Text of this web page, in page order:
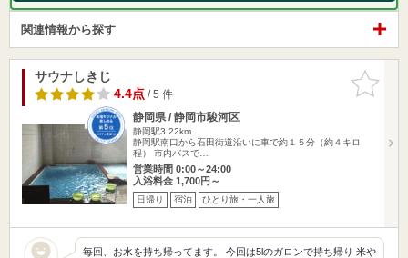
関連情報から探す
お気に入
りに追加
サウナしきじ
4.4点/ 5 件
静岡県 / 静岡市駿河区
静岡駅3.22km
静岡駅南口から石田街道沿いに車で約１５分（約４キロ
程） 市内バスで…
営業時間 0:00～24:00
入浴料金 1,700円～
日帰り 宿泊 ひとり旅・一人旅
毎回、お水を持ち帰ってます。 今回は5lのガロンで持ち帰り 米や